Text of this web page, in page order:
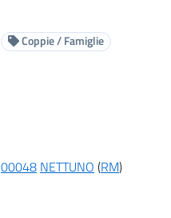
Coppie / Famiglie
00048 NETTUNO (RM)